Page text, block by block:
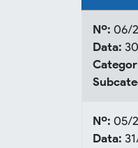
Nº: 06/
Data:
Nº: 05/
Data: